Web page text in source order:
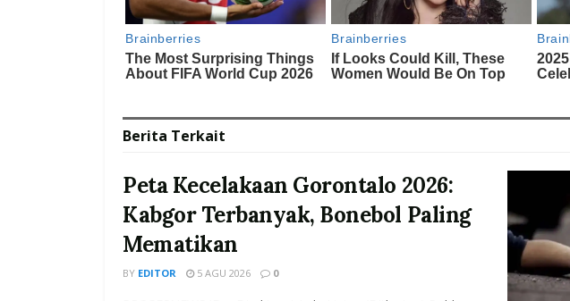
Berita Terkait
Peta Kecelakaan Gorontalo 2026:
Kabgor Terbanyak, Bonebol Paling
Mematikan
BY EDITOR 5 AGU 2026 0